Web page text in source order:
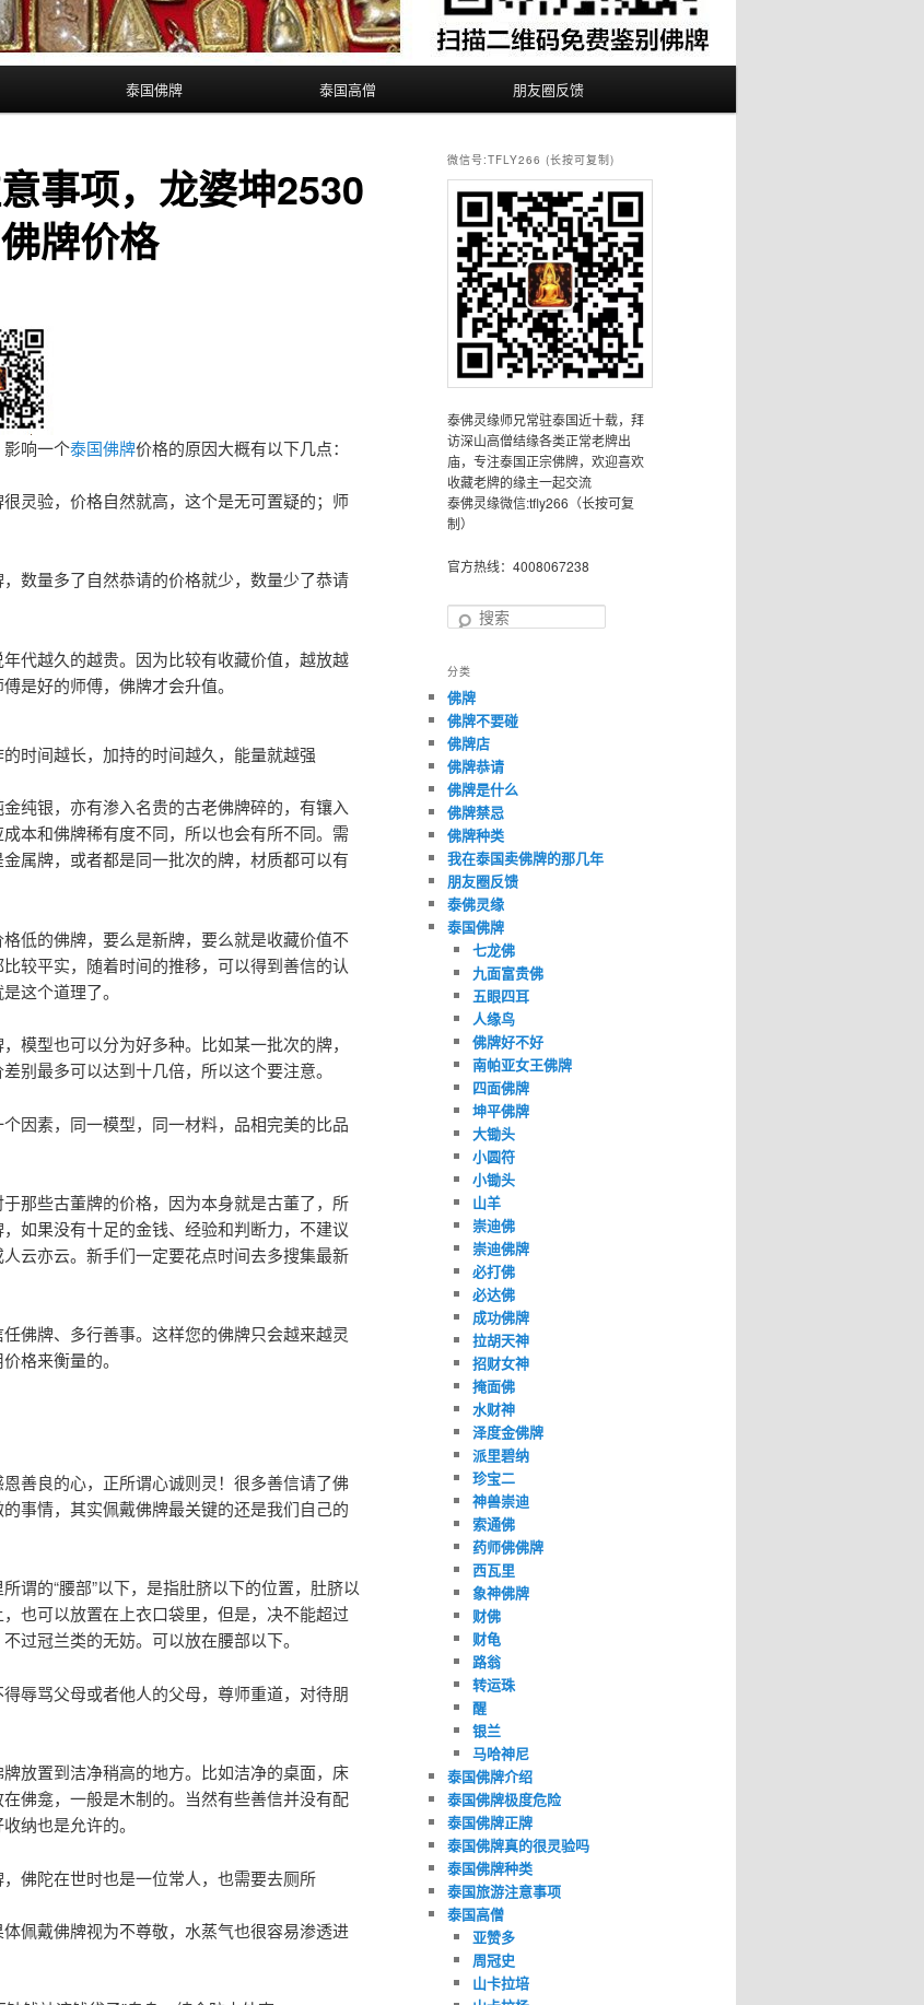
泰国佛牌 泰国高僧 朋友圈反馈
事项，龙婆坤2530
牌价格
响一个泰国佛牌价格的原因大概有以下几点：
灵验，价格自然就高，这个是无可置疑的；师
数量多了自然恭请的价格就少，数量少了恭请
代越久的越贵。因为比较有收藏价值，越放越
是好的师傅，佛牌才会升值。
时间越长，加持的时间越久，能量就越强
纯银，亦有渗入名贵的古老佛牌碎的，有镶入
本和佛牌稀有度不同，所以也会有所不同。需
属牌，或者都是同一批次的牌，材质都可以有
低的佛牌，要么是新牌，要么就是收藏价值不
较平实，随着时间的推移，可以得到善信的认
这个道理了。
模型也可以分为好多种。比如某一批次的牌，
别最多可以达到十几倍，所以这个要注意。
因素，同一模型，同一材料，品相完美的比品
那些古董牌的价格，因为本身就是古董了，所
如果没有十足的金钱、经验和判断力，不建议
云亦云。新手们一定要花点时间去多搜集最新
佛牌、多行善事。这样您的佛牌只会越来越灵
格来衡量的。
善良的心，正所谓心诚则灵！很多善信请了佛
事情，其实佩戴佛牌最关键的还是我们自己的
谓的“腰部”以下，是指肚脐以下的位置，肚脐以
也可以放置在上衣口袋里，但是，决不能超过
过冠兰类的无妨。可以放在腰部以下。
辱骂父母或者他人的父母，尊师重道，对待朋
放置到洁净稍高的地方。比如洁净的桌面，床
佛龛，一般是木制的。当然有些善信并没有配
纳也是允许的。
佛陀在世时也是一位常人，也需要去厕所
佩戴佛牌视为不尊敬，水蒸气也很容易渗透进
微信号:TFLY266 (长按可复制)
泰佛灵缘师兄常驻泰国近十载，拜
访深山高僧结缘各类正常老牌出
庙，专注泰国正宗佛牌，欢迎喜欢
收藏老牌的缘主一起交流
泰佛灵缘微信:tfly266（长按可复
制）
官方热线：4008067238
搜
分类
佛牌
佛牌不要碰
佛牌店
佛牌恭请
佛牌是什么
佛牌禁忌
佛牌种类
我在泰国卖佛牌的那几年
朋友圈反馈
泰佛灵缘
泰国佛牌
七龙佛
九面富贵佛
五眼四耳
人缘鸟
佛牌好不好
南帕亚女王佛牌
四面佛牌
坤平佛牌
大锄头
小圆符
小锄头
山羊
崇迪佛
崇迪佛牌
必打佛
必达佛
成功佛牌
拉胡天神
招财女神
掩面佛
水财神
泽度金佛牌
派里碧纳
珍宝二
神兽崇迪
索通佛
药师佛佛牌
西瓦里
象神佛牌
财佛
财龟
路翁
转运珠
醒
银兰
马哈神尼
泰国佛牌介绍
泰国佛牌极度危险
泰国佛牌正牌
泰国佛牌真的很灵验吗
泰国佛牌种类
泰国旅游注意事项
泰国高僧
亚赞多
周冠史
山卡拉培